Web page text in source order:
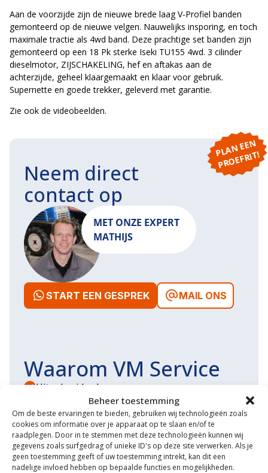
Beheer toestemming
Om de beste ervaringen te bieden, gebruiken wij technologieën zoals
cookies om informatie over je apparaat op te slaan en/of te
raadplegen. Door in te stemmen met deze technologieën kunnen wij
gegevens zoals surfgedrag of unieke ID's op deze site verwerken. Als je
geen toestemming geeft of uw toestemming intrekt, kan dit een
nadelige invloed hebben op bepaalde functies en mogelijkheden.
Aan de voorzijde zijn de nieuwe brede laag V-Profiel banden
gemonteerd op de nieuwe velgen. Nauwelijks insporing, en toch
maximale tractie als 4wd band. Deze prachtige set banden zijn
gemonteerd op een 18 Pk sterke Iseki TU155 4wd. 3 cilinder
dieselmotor, ZIJSCHAKELING, hef en aftakas aan de
achterzijde, geheel klaargemaakt en klaar voor gebruik.
Supernette en goede trekker, geleverd met garantie.
Zie ook de videobeelden.
P
L
A
N
E
E
N
P
R
O
E
F
RI
T!
Neem direct
contact op
MET ONZE EXPERT
MATHIJS
START EEN GESPREK MAIL ONS
Waarom VM Service
Uitgebreide showroom
Eigen transportservice
Gespecialiseerde werkplaats
Diverse aanbouwwerktuigen